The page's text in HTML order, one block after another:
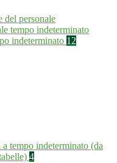
del personale
tempo indeterminato
indeterminato 12
a tempo indeterminato (da
4